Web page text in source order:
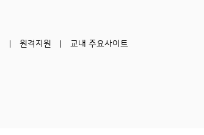
원격지원 교내 주요사이트